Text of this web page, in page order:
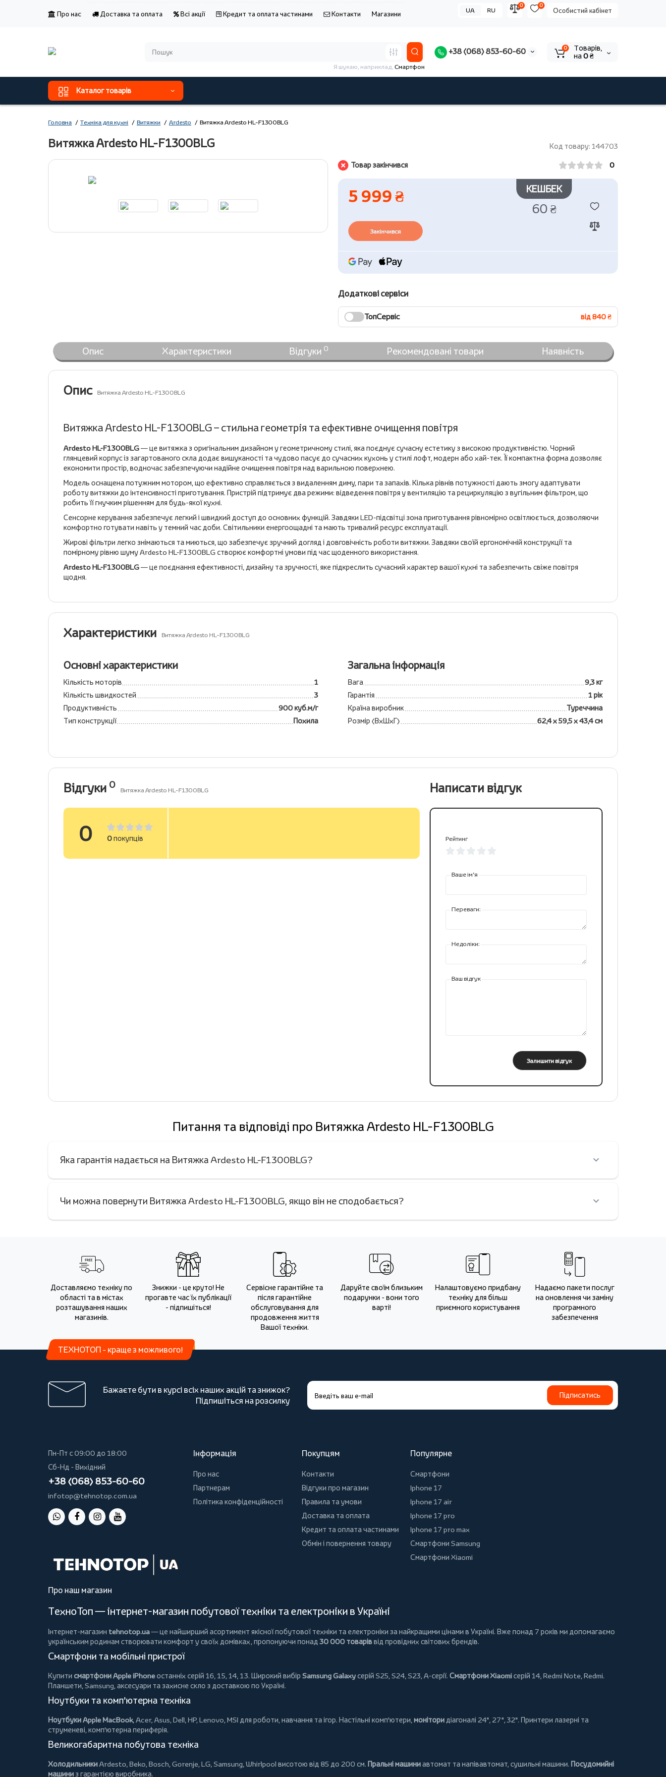
Про нас Доставка та оплата Всі акції Кредит та оплата частинами Контакти Магазини Особистий кабінет
0
0
UA RU
+38 (068) 853-60-60
Я шукаю, наприклад,Смартфон
0
Tоварів,
на0 ₴
Каталог товарів
Головна Техніка для кухні Витяжки Ardesto Витяжка Ardesto HL-F1300BLG
Код товару: 144703
Витяжка Ardesto HL-F1300BLG
Товар закінчився 0
5 999 ₴ КЕШБЕК
60 ₴
Закінчився
Додаткові сервіси
ТопСервіс від 840 ₴
Опис Характеристики Відгуки 0 Рекомендовані товари Наявність
Опис Витяжка Ardesto HL-F1300BLG
Витяжка Ardesto HL-F1300BLG – стильна геометрія та ефективне очищення повітря
Ardesto HL-F1300BLG— це витяжка з оригінальним дизайном у геометричному стилі, яка поєднує сучасну естетику з високою продуктивністю. Чорний
глянцевий корпус із загартованого скла додає вишуканості та чудово пасує до сучасних кухонь у стилі лофт, модерн або хай-тек. Її компактна форма дозволяє
економити простір, водночас забезпечуючи надійне очищення повітря над варильною поверхнею.
Модель оснащена потужним мотором, що ефективно справляється з видаленням диму, пари та запахів. Кілька рівнів потужності дають змогу адаптувати
роботу витяжки до інтенсивності приготування. Пристрій підтримує два режими: відведення повітря у вентиляцію та рециркуляцію з вугільним фільтром, що
робить її гнучким рішенням для будь-якої кухні.
Сенсорне керування забезпечує легкий і швидкий доступ до основних функцій. Завдяки LED-підсвітці зона приготування рівномірно освітлюється, дозволяючи
комфортно готувати навіть у темний час доби. Світильники енергоощадні та мають тривалий ресурс експлуатації.
Жирові фільтри легко знімаються та миються, що забезпечує зручний догляд і довговічність роботи витяжки. Завдяки своїй ергономічній конструкції та
помірному рівню шуму Ardesto HL-F1300BLG створює комфортні умови під час щоденного використання.
Ardesto HL-F1300BLG— це поєднання ефективності, дизайну та зручності, яке підкреслить сучасний характер вашої кухні та забезпечить свіже повітря
щодня.
Характеристики Витяжка Ardesto HL-F1300BLG
Основні характеристики
Кількість моторів
1
Кількість швидкостей
3
Продуктивність
900 куб.м/г
Тип конструкції
Похила
Загальна інформація
Вага
9,3 кг
Гарантія
1 рік
Країна виробник
Туреччина
Розмір (ВхШхГ)
62,4 х 59,5 х 43,4 см
Відгуки 0 Витяжка Ardesto HL-F1300BLG
0 0покупців
Написати відгук
Рейтинг
Ваше ім’я
Переваги:
Недоліки:
Ваш відгук
Залишити відгук
Питання та відповіді про Витяжка Ardesto HL-F1300BLG
Яка гарантія надається на Витяжка Ardesto HL-F1300BLG?
Чи можна повернути Витяжка Ardesto HL-F1300BLG, якщо він не сподобається?
Доставляємо техніку по
області та в містах
розташування наших
магазинів.
Знижки - це круто! Не
прогавте час їх публікації
- підпишіться!
Сервісне гарантійне та
після гарантійне
обслуговування для
продовження життя
Вашої техніки.
Даруйте своїм близьким
подарунки - вони того
варті!
Налаштовуємо придбану
техніку для більш
приємного користування
Надаємо пакети послуг
на оновлення чи заміну
програмного
забезпечення
ТЕХНОТОП - краще з можливого!
Бажаєте бути в курсі всіх наших акцій та знижок?
Підпишіться на розсилку
Підписатись
Пн-Пт с 09:00 до 18:00
Сб-Нд - Вихідний
+38 (068) 853-60-60
infotop@tehnotop.com.ua
Інформація
Про нас
Партнерам
Політика конфіденційності
Покупцям
Контакти
Відгуки про магазин
Правила та умови
Доставка та оплата
Кредит та оплата частинами
Обмін і повернення товару
Популярне
Смартфони
Iphone 17
Iphone 17 air
Iphone 17 pro
Iphone 17 pro max
Смартфони Samsung
Смартфони Xiaomi
Про наш магазин
ТехноТоп — інтернет-магазин побутової техніки та електроніки в Україні
Інтернет-магазин tehnotop.ua— це найширший асортимент якісної побутової техніки та електроніки за найкращими цінами в Україні. Вже понад 7 років ми допомагаємо
українським родинам створювати комфорт у своїх домівках, пропонуючи понад 30 000 товаріввід провідних світових брендів.
Смартфони та мобільні пристрої
Купити смартфони Apple iPhoneостанніх серій 16, 15, 14, 13. Широкий вибір Samsung Galaxyсерій S25, S24, S23, A-серії. Смартфони Xiaomiсерій 14, Redmi Note, Redmi.
Планшети, Samsung, аксесуари тазахисне скло з доставкою по Україні.
Ноутбуки та комп'ютерна техніка
Ноутбуки Apple MacBook,Acer,Asus,Dell,HP,Lenovo,MSI для роботи, навчання та ігор. Настільні комп'ютери,моніторидіагоналі 24", 27", 32". Принтери лазерні та
струменеві, комп'ютерна периферія.
Великогабаритна побутова техніка
ХолодильникиArdesto,Beko,Bosch,Gorenje,LG,Samsung,Whirlpool висотою від 85 до 200 см. Пральні машиниавтомат та напівавтомат,сушильні машини. Посудомийні
машиниз гарантією виробника.